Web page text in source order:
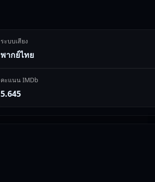
ระบบเสียง
พากย์ไทย
คะแนน IMDb
5.645